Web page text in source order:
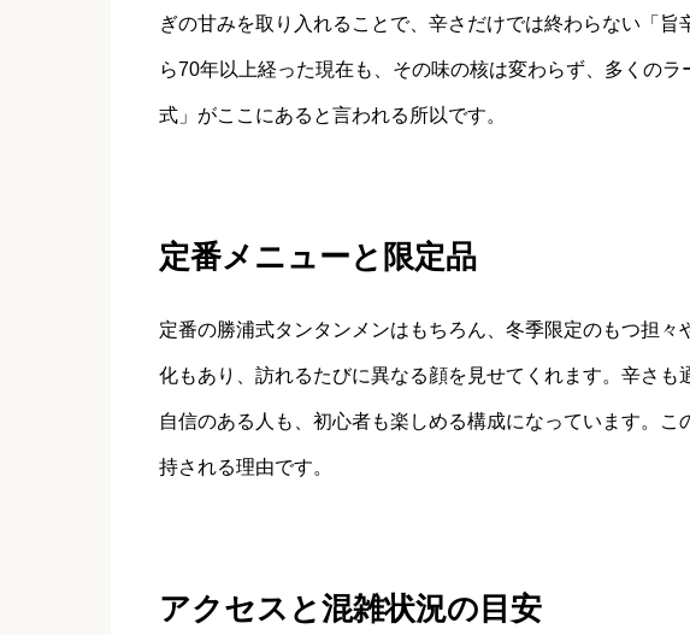
ぎの甘みを取り入れることで、辛さだけでは終わらない「
ら70年以上経った現在も、その味の核は変わらず、多くの
式」がここにあると言われる所以です。
定番メニューと限定品
定番の勝浦式タンタンメンはもちろん、冬季限定のもつ担
化もあり、訪れるたびに異なる顔を見せてくれます。辛さも
自信のある人も、初心者も楽しめる構成になっています。こ
持される理由です。
アクセスと混雑状況の目安